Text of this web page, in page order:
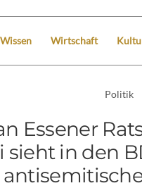
Wissen Wirtschaft
Politik
Essener
sieht in den